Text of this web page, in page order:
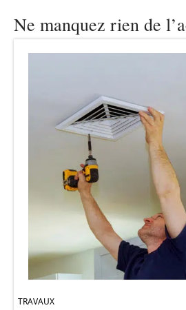
Ne manquez rien de
TRAVAUX